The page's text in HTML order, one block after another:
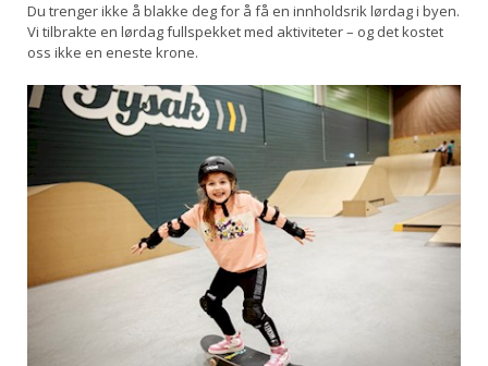
Du trenger ikke å blakke deg for å få en innholdsrik lørdag i byen.
Vi tilbrakte en lørdag fullspekket med aktiviteter – og det kostet
oss ikke en eneste krone.